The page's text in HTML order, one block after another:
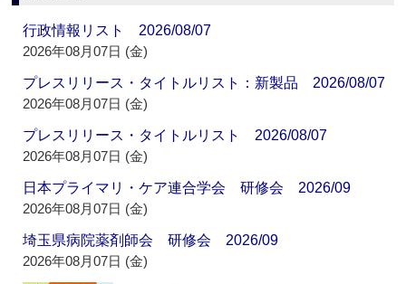
行政情報リスト 2026/08/07
2026年08月07日 (金)
プレスリリース・タイトルリスト：新製品 2026/08/07
2026年08月07日 (金)
プレスリリース・タイトルリスト 2026/08/07
2026年08月07日 (金)
日本プライマリ・ケア連合学会 研修会 2026/09
2026年08月07日 (金)
埼玉県病院薬剤師会 研修会 2026/09
2026年08月07日 (金)